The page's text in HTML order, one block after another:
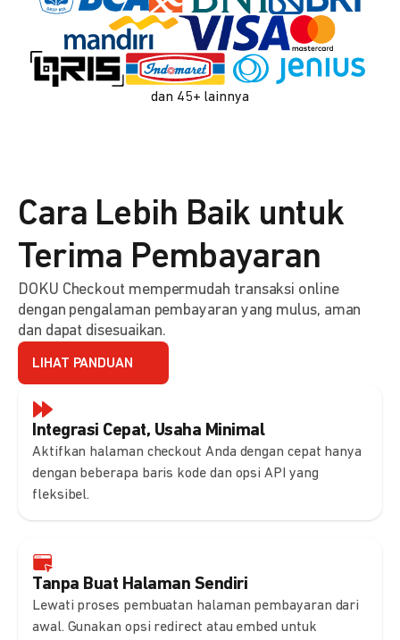
dan 45+ lainnya
Integrasi Cepat, Usaha Minimal
Aktifkan halaman checkout Anda dengan cepat hanya
dengan beberapa baris kode dan opsi API yang
fleksibel.
Tanpa Buat Halaman Sendiri
Lewati proses pembuatan halaman pembayaran dari
awal. Gunakan opsi redirect atau embed untuk
Cara Lebih Baik untuk
Terima Pembayaran
DOKU Checkout mempermudah transaksi online
dengan pengalaman pembayaran yang mulus, aman
dan dapat disesuaikan.
LIHAT PANDUAN